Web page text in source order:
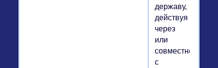
державу,
действуя
через
или
совместно
с